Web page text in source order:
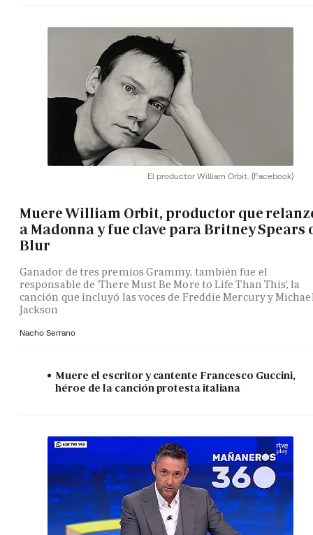
El productor William Orbit. (Facebook)
Muere William Orbit, productor que
a Madonna y fue clave para Britney Spears
Blur
Ganador de tres premios Grammy, también fue el
responsable de 'There Must Be More to Life Than This', la
canción que incluyó las voces de Freddie Mercury y
Jackson
Nacho Serrano
Muere el escritor y cantente Francesco Guccini,
héroe de la canción protesta italiana